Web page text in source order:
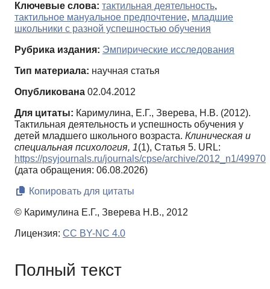
Ключевые слова: тактильная деятельность,
тактильное мануальное предпочтение, младшие
школьники с разной успешностью обучения
Рубрика издания: Эмпирические исследования
Тип материала: научная статья
Опубликована 02.04.2012
Для цитаты: Каримулина, Е.Г., Зверева, Н.В. (2012).
Тактильная деятельность и успешность обучения у
детей младшего школьного возраста. Клиническая и
специальная психология, 1(1), Статья 5. URL:
https://psyjournals.ru/journals/cpse/archive/2012_n1/49970
(дата обращения: 06.08.2026)
Копировать для цитаты
© Каримулина Е.Г., Зверева Н.В., 2012
Лицензия: CC BY-NC 4.0
Полный текст